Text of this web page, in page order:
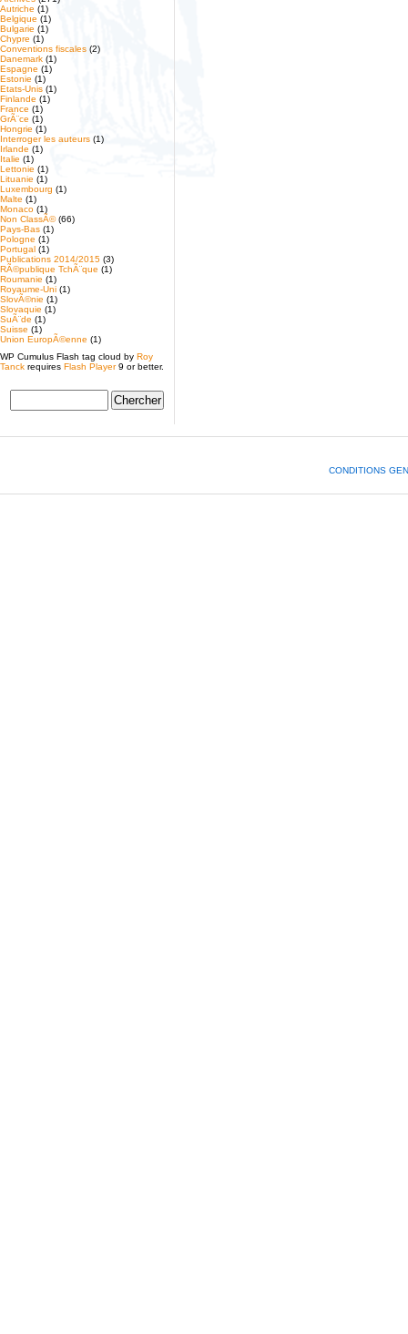
Autriche (1)
Belgique (1)
Bulgarie (1)
Chypre (1)
Conventions fiscales (2)
Danemark (1)
Espagne (1)
Estonie (1)
Etats-Unis (1)
Finlande (1)
France (1)
GrÃ¨ce (1)
Hongrie (1)
Interroger les auteurs (1)
Irlande (1)
Italie (1)
Lettonie (1)
Lituanie (1)
Luxembourg (1)
Malte (1)
Monaco (1)
Non ClassÃ©(66)
Pays-Bas (1)
Pologne (1)
Portugal (1)
Publications 2014/2015 (3)
RÃ©publique TchÃ¨que (1)
Roumanie (1)
Royaume-Uni (1)
SlovÃ©nie (1)
Slovaquie (1)
SuÃ¨de (1)
Suisse (1)
Union EuropÃ©enne (1)
WP Cumulus Flash tag cloud by Roy
Tanck requires Flash Player9 or better.
CONDITIONS